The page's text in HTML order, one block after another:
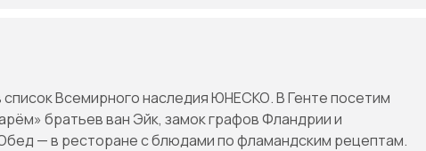
Всемирного наследия ЮНЕСКО. В Генте посетим
братьев ван Эйк, замок графов Фландрии и
— в ресторане с блюдами по фламандским рецептам.